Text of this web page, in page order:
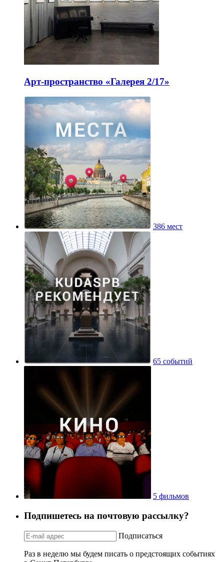
Арт-пространство «Галерея 2/17»
386 мест
65 событий
5 фильмов
Подпишетесь на почтовую рассылку?
Подписаться
Раз в неделю мы будем писать о предстоящих событиях